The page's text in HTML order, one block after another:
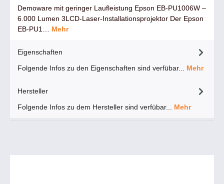
Demoware mit geringer Laufleistung Epson EB‑PU1006W –
6.000 Lumen 3LCD‑Laser‑Installationsprojektor Der Epson
EB‑PU1… Mehr
Eigenschaften
Folgende Infos zu den Eigenschaften sind verfübar... Mehr
Hersteller
Folgende Infos zu dem Hersteller sind verfübar... Mehr